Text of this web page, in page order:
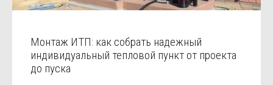
Монтаж ИТП: как собрать надежный
индивидуальный тепловой пункт от проекта
до пуска